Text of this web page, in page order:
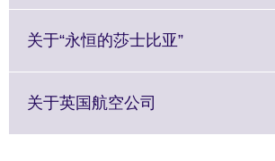
关于“永恒的莎士比亚”Click
关于英国航空公司